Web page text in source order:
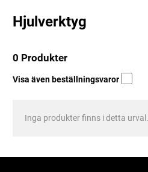
Hjulverktyg
0 Produkter
Visa även beställningsvaror
Inga produkter finns i detta urval.